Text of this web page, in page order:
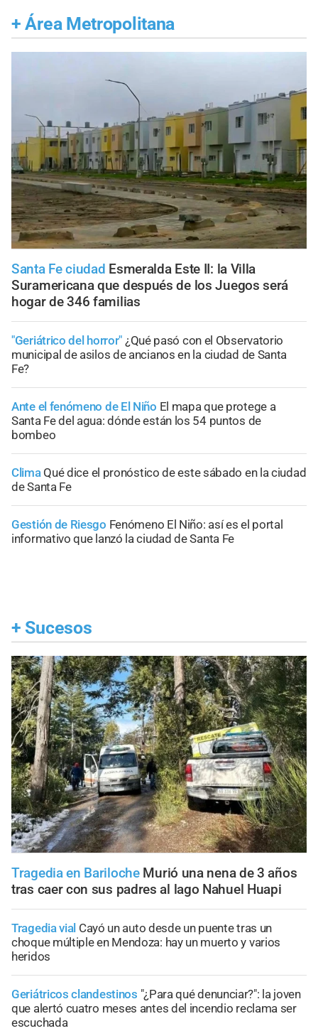
+ Área Metropolitana
Santa Fe ciudad Esmeralda Este II: la Villa
Suramericana que después de los Juegos será
hogar de 346 familias
"Geriátrico del horror" ¿Qué pasó con el Observatorio
municipal de asilos de ancianos en la ciudad de Santa
Fe?
Ante el fenómeno de El Niño El mapa que protege a
Santa Fe del agua: dónde están los 54 puntos de
bombeo
Clima Qué dice el pronóstico de este sábado en la ciudad
de Santa Fe
Gestión de Riesgo Fenómeno El Niño: así es el portal
informativo que lanzó la ciudad de Santa Fe
+ Sucesos
Tragedia en Bariloche Murió una nena de 3 años
tras caer con sus padres al lago Nahuel Huapi
Tragedia vial Cayó un auto desde un puente tras un
choque múltiple en Mendoza: hay un muerto y varios
heridos
Geriátricos clandestinos "¿Para qué denunciar?": la joven
que alertó cuatro meses antes del incendio reclama ser
escuchada